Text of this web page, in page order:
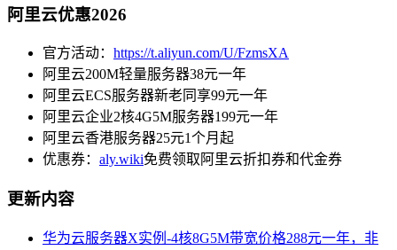
阿里云优惠2026
官方活动： https://t.aliyun.com/U/FzmsXA
阿里云200M轻量服务器38元一年
阿里云ECS服务器新老同享99元一年
阿里云企业2核4G5M服务器199元一年
阿里云香港服务器25元1个月起
优惠券： aly.wiki免费领取阿里云折扣券和代金券
更新内容
华为云服务器X实例-4核8G5M带宽价格288元一年，非